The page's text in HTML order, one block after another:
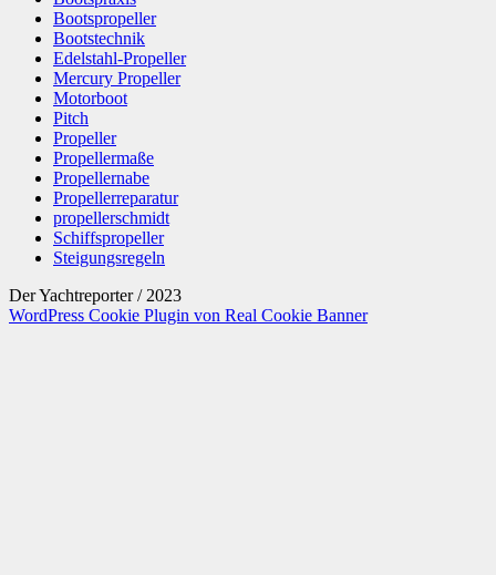
Bootspropeller
Bootstechnik
Edelstahl-Propeller
Mercury Propeller
Motorboot
Pitch
Propeller
Propellermaße
Propellernabe
Propellerreparatur
propellerschmidt
Schiffspropeller
Steigungsregeln
Der Yachtreporter / 2023
WordPress Cookie Plugin von Real Cookie Banner